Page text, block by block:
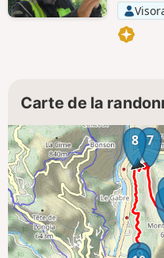
Carte de la
7
8